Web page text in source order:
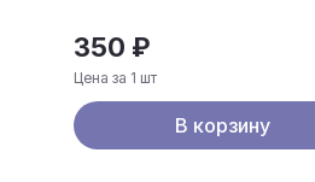
350 ₽
Цена за 1 шт
В корзину